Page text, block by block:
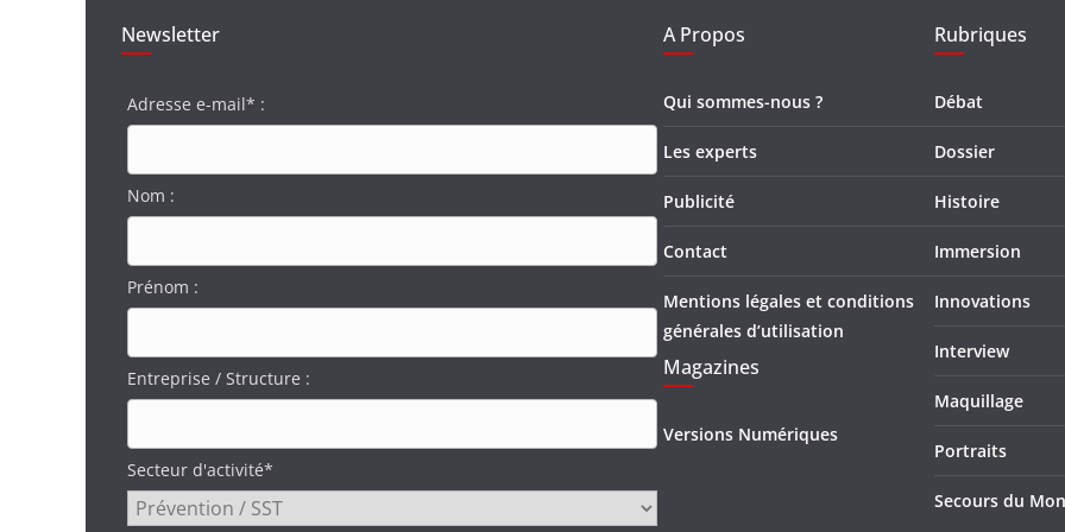
Newsletter
Adresse e-mail* :
Nom :
Prénom :
Entreprise / Structure :
Secteur d'activité*
A Propos
Qui sommes-nous ?
Les experts
Publicité
Contact
Mentions légales et conditions
générales d’utilisation
Magazines
Versions Numériques
Rubriques
Débat
Dossier
Histoire
Immersion
Innovations
Interview
Maquillage
Portraits
Secours du